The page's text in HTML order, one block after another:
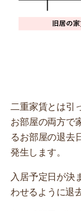
二重家賃とは引
お部屋の両方で
るお部屋の退去
発生します。
入居予定日が決
わせるように退